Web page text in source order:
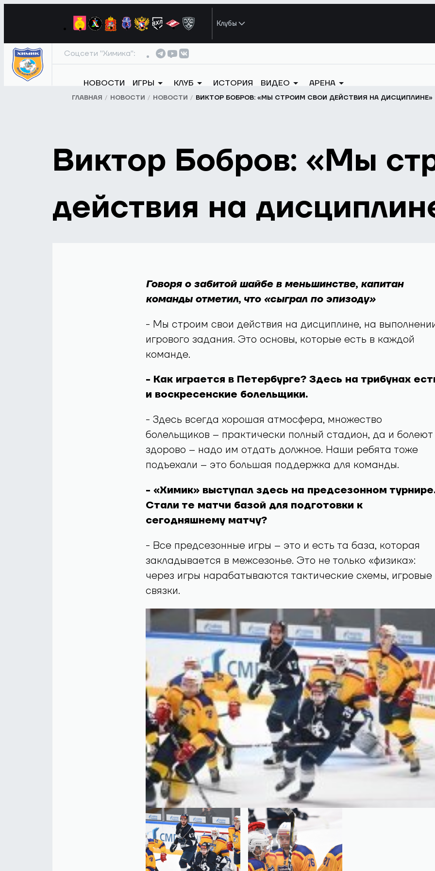
Клубы
Соцсети "Химика":
НОВОСТИ ИГРЫ КЛУБ ИСТОРИЯ ВИДЕО АРЕНА
ГЛАВНАЯ НОВОСТИ НОВОСТИ ВИКТОР БОБРОВ: «МЫ СТРОИМ СВОИ ДЕЙСТВИЯ НА ДИСЦИПЛИНЕ»
Виктор Бобров: «Мы
действия на
Говоря о забитой шайбе в меньшинстве, капитан
команды отметил, что «сыграл по эпизоду»
- Мы строим свои действия на дисциплине, на
игрового задания. Это основы, которые есть в каждой
команде.
- Как играется в Петербурге? Здесь на трибунах
и воскресенские болельщики.
- Здесь всегда хорошая атмосфера, множество
болельщиков – практически полный стадион, да и болеют
здорово – надо им отдать должное. Наши ребята тоже
подъехали – это большая поддержка для команды.
- «Химик» выступал здесь на предсезонном
Стали те матчи базой для подготовки к
сегодняшнему матчу?
- Все предсезонные игры – это и есть та база, которая
закладывается в межсезонье. Это не только «физика»:
через игры нарабатываются тактические схемы, игровые
связки.